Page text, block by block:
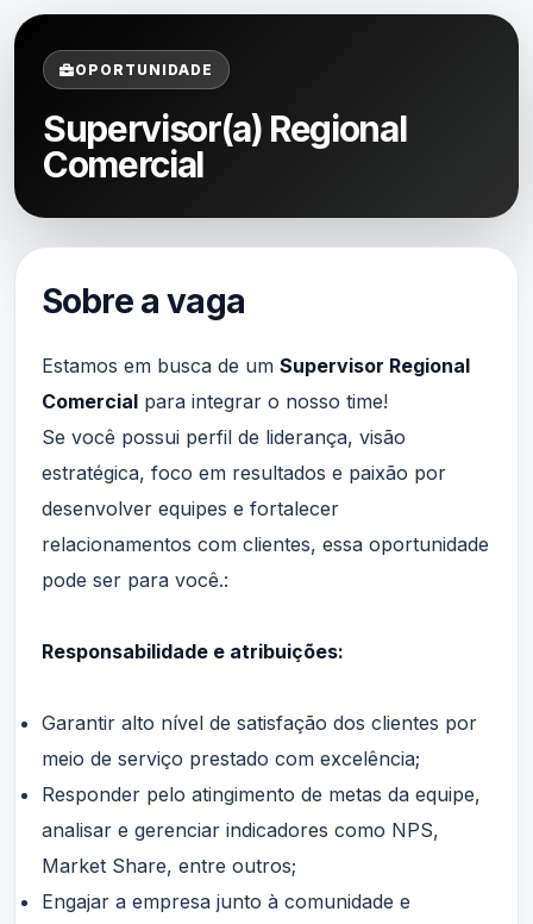
OPORTUNIDADE
Supervisor(a) Regional
Comercial
Sobre a vaga
Estamos em busca de um Supervisor Regional
Comercial para integrar o nosso time!
Se você possui perfil de liderança, visão
estratégica, foco em resultados e paixão por
desenvolver equipes e fortalecer
relacionamentos com clientes, essa oportunidade
pode ser para você.:
Responsabilidade e atribuições:
Garantir alto nível de satisfação dos clientes por
meio de serviço prestado com excelência;
Responder pelo atingimento de metas da equipe,
analisar e gerenciar indicadores como NPS,
Market Share, entre outros;
Engajar a empresa junto à comunidade e